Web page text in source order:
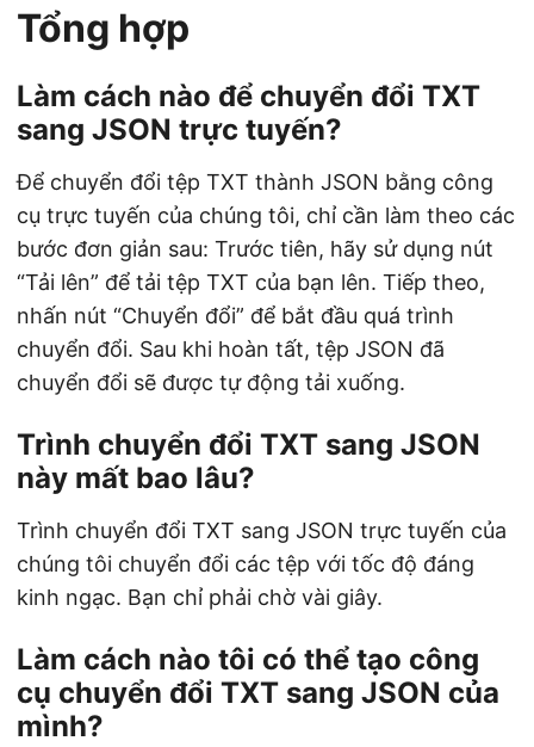
Tổng hợp
Làm cách nào để chuyển đổi TXT
sang JSON trực tuyến?
Để chuyển đổi tệp TXT thành JSON bằng công
cụ trực tuyến của chúng tôi, chỉ cần làm theo các
bước đơn giản sau: Trước tiên, hãy sử dụng nút
“Tải lên” để tải tệp TXT của bạn lên. Tiếp theo,
nhấn nút “Chuyển đổi” để bắt đầu quá trình
chuyển đổi. Sau khi hoàn tất, tệp JSON đã
chuyển đổi sẽ được tự động tải xuống.
Trình chuyển đổi TXT sang JSON
này mất bao lâu?
Trình chuyển đổi TXT sang JSON trực tuyến của
chúng tôi chuyển đổi các tệp với tốc độ đáng
kinh ngạc. Bạn chỉ phải chờ vài giây.
Làm cách nào tôi có thể tạo công
cụ chuyển đổi TXT sang JSON của
mình?